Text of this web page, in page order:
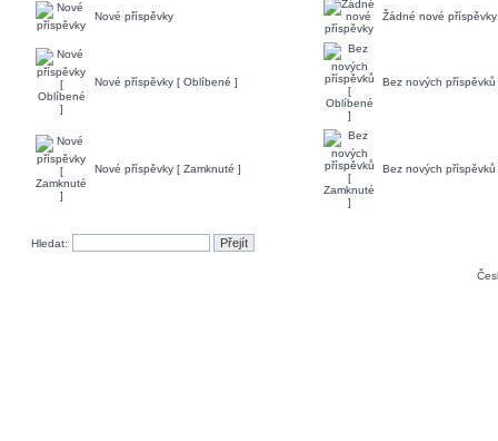
Nové příspěvky Žádné nové příspěvky
Nové příspěvky [ Oblíbené ] Bez nových
Nové příspěvky [ Zamknuté ] Bez nových
Hledat: